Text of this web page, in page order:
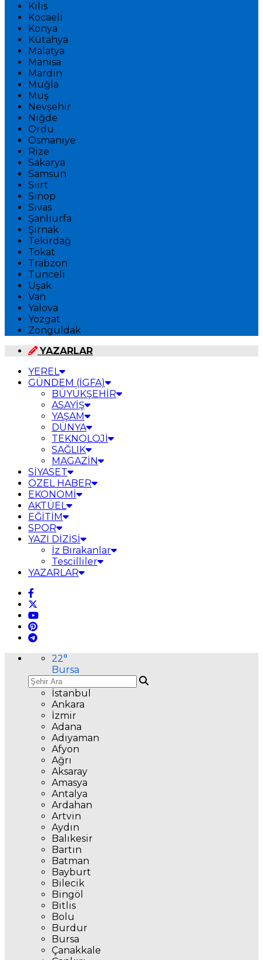
Kilis
Kocaeli
Konya
Kütahya
Malatya
Manisa
Mardin
Muğla
Muş
Nevşehir
Niğde
Ordu
Osmaniye
Rize
Sakarya
Samsun
Siirt
Sinop
Sivas
Şanlıurfa
Şırnak
Tekirdağ
Tokat
Trabzon
Tunceli
Uşak
Van
Yalova
Yozgat
Zonguldak
YAZARLAR
YEREL
GÜNDEM (İGFA)
BÜYÜKŞEHİR
ASAYİŞ
YAŞAM
DÜNYA
TEKNOLOJİ
SAĞLIK
MAGAZİN
SİYASET
ÖZEL HABER
EKONOMİ
AKTÜEL
EĞİTİM
SPOR
YAZI DİZİSİ
İz Bırakanlar
Tescilliler
YAZARLAR
22°
Bursa
İstanbul
Ankara
İzmir
Adana
Adıyaman
Afyon
Ağrı
Aksaray
Amasya
Antalya
Ardahan
Artvin
Aydın
Balıkesir
Bartın
Batman
Bayburt
Bilecik
Bingöl
Bitlis
Bolu
Burdur
Bursa
Çanakkale